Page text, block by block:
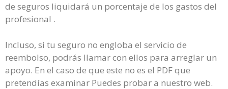
de seguros liquidará un porcentaje de los gastos del
profesional .
Incluso, si tu seguro no engloba el servicio de
reembolso, podrás llamar con ellos para arreglar un
apoyo. En el caso de que este no es el PDF que
pretendías examinar Puedes probar a nuestro web.